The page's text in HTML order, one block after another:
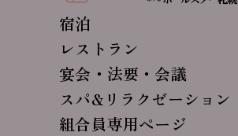
宿泊
レストラン
宴会・法要・会議
スパ&リラクゼーション
組合員専用ページ